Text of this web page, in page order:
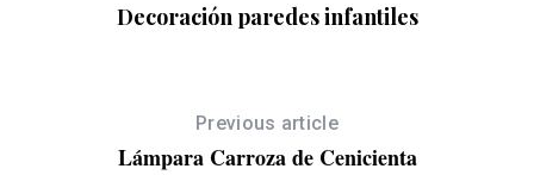
Decoración paredes infantiles
Previous article
Lámpara Carroza de Cenicienta